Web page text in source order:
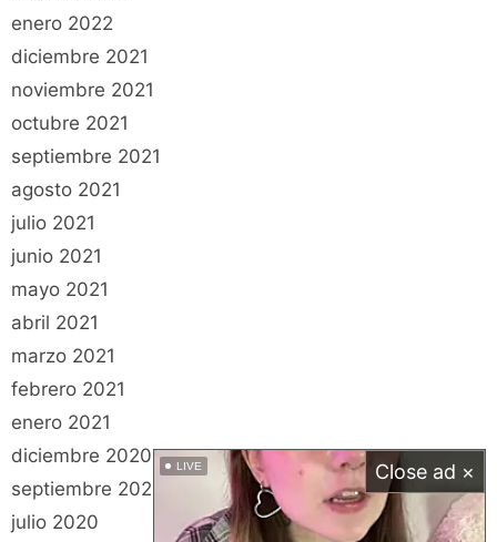
LIVE Close ad ×
enero 2022
diciembre 2021
noviembre 2021
octubre 2021
septiembre 2021
agosto 2021
julio 2021
junio 2021
mayo 2021
abril 2021
marzo 2021
febrero 2021
enero 2021
diciembre 2020
septiembre 2020
julio 2020